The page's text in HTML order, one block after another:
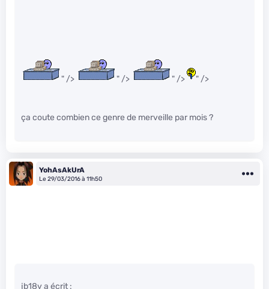
" /> " /> " /> " />
ça coute combien ce genre de merveille par mois ?
YohAsAkUrA
Le 29/03/2016 à 11h50
jb18v a écrit :